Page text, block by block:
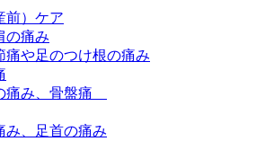
前）ケア
の痛み
痛や足のつけ根の痛み
痛み、骨盤痛
み、足首の痛み